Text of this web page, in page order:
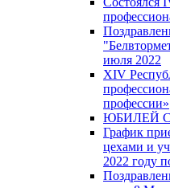
июля 2022
XIV
профессии»
ЮБИЛЕЙ
График
цехами и
2022 году